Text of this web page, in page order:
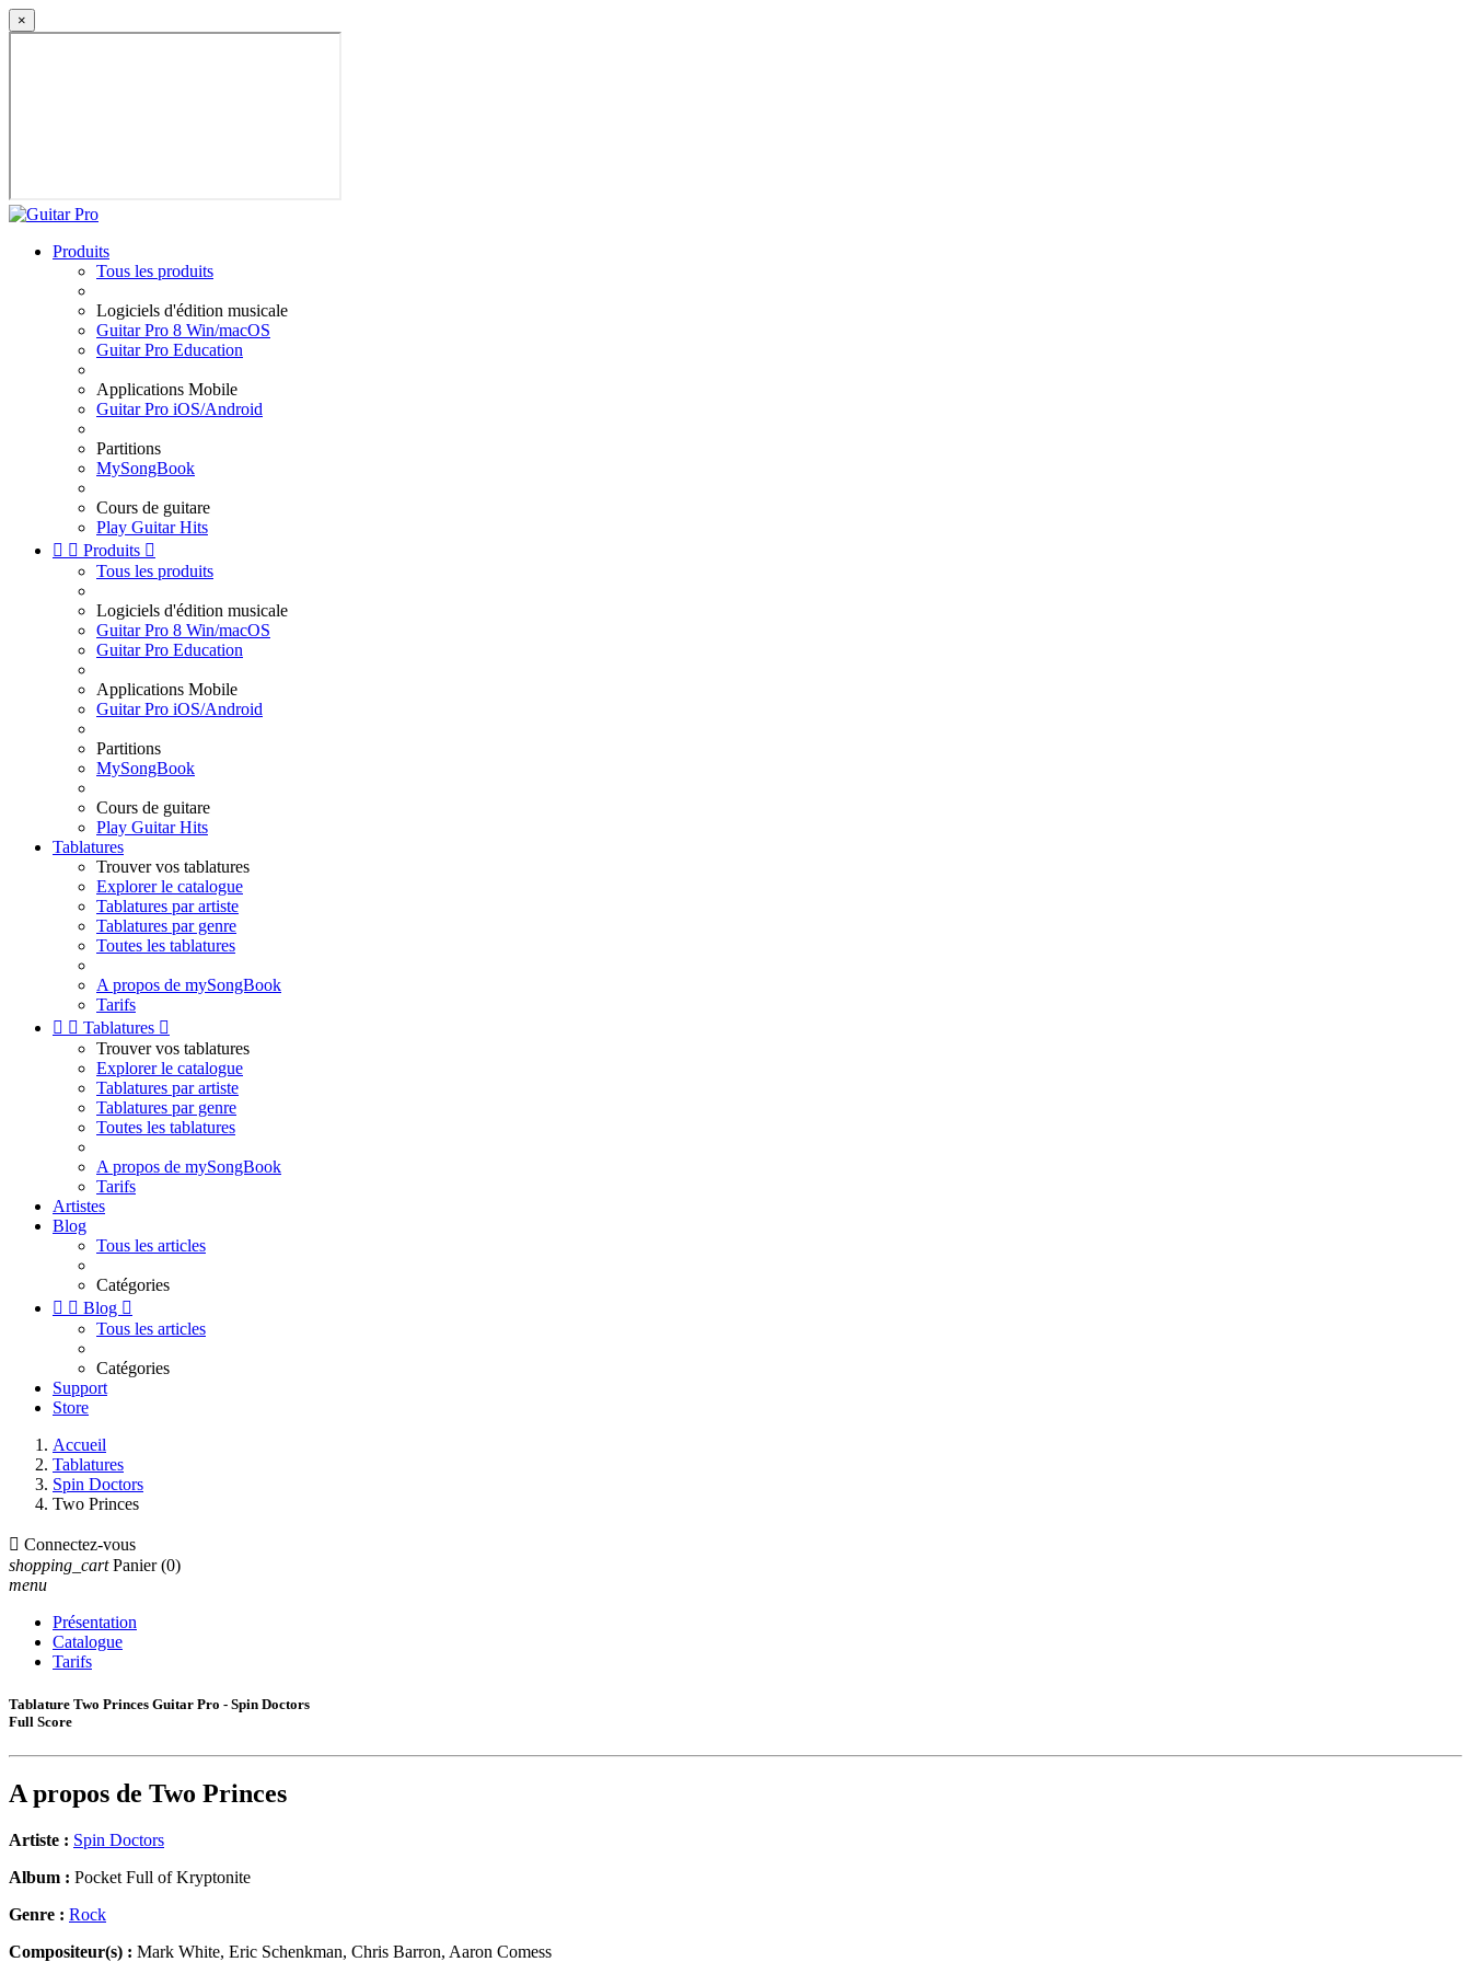
×
Produits
Tous les produits
Logiciels d'édition musicale
Guitar Pro 8 Win/macOS
Guitar Pro Education
Applications Mobile
Guitar Pro iOS/Android
Partitions
MySongBook
Cours de guitare
Play Guitar Hits
  Produits 
Tous les produits
Logiciels d'édition musicale
Guitar Pro 8 Win/macOS
Guitar Pro Education
Applications Mobile
Guitar Pro iOS/Android
Partitions
MySongBook
Cours de guitare
Play Guitar Hits
Tablatures
Trouver vos tablatures
Explorer le catalogue
Tablatures par artiste
Tablatures par genre
Toutes les tablatures
A propos de mySongBook
Tarifs
  Tablatures 
Trouver vos tablatures
Explorer le catalogue
Tablatures par artiste
Tablatures par genre
Toutes les tablatures
A propos de mySongBook
Tarifs
Artistes
Blog
Tous les articles
Catégories
  Blog 
Tous les articles
Catégories
Support
Store
Accueil
Tablatures
Spin Doctors
Two Princes
 Connectez-vous
shopping_cart Panier (0)
menu
Présentation
Catalogue
Tarifs
Tablature Two Princes Guitar Pro - Spin Doctors
Full Score
A propos de Two Princes
Artiste : Spin Doctors
Album : Pocket Full of Kryptonite
Genre : Rock
Compositeur(s) : Mark White, Eric Schenkman, Chris Barron, Aaron Comess